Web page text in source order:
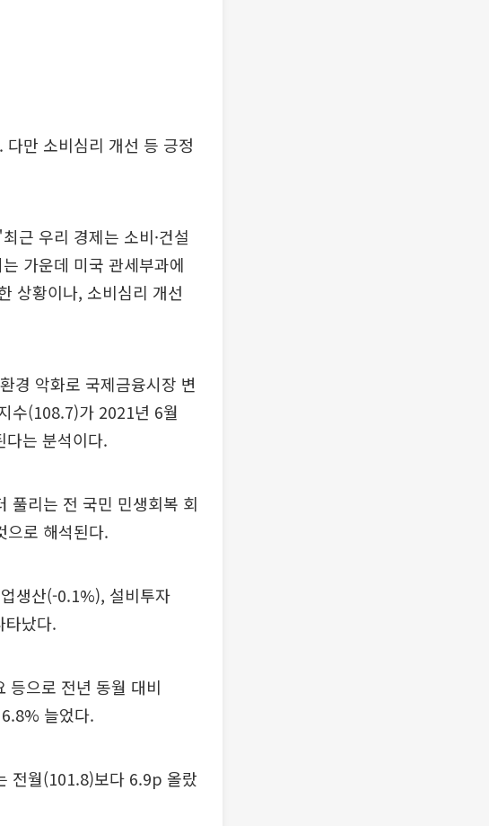
만 소비심리 개선 등 긍정
근 우리 경제는 소비·건설
가운데 미국 관세부과에
상황이나, 소비심리 개선
경 악화로 국제금융시장 변
수(108.7)가 2021년 6월
는 분석이다.
풀리는 전 국민 민생회복 회
으로 해석된다.
생산(-0.1%), 설비투자
났다.
등으로 전년 동월 대비
늘었다.
전월(101.8)보다 6.9p 올랐